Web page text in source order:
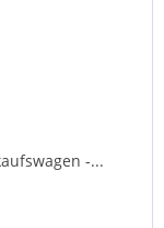
-...